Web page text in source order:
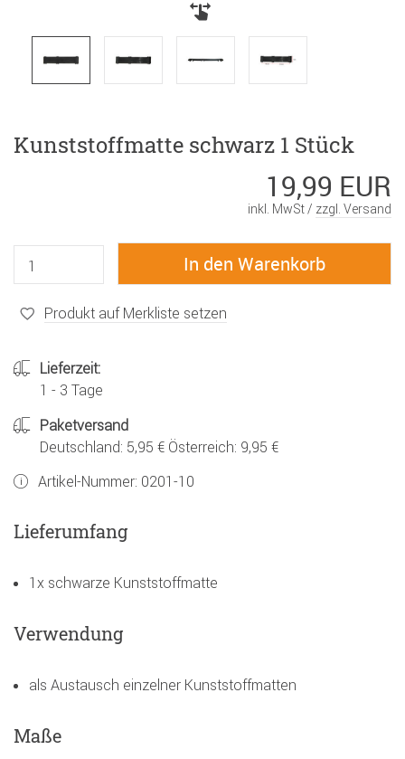
Kunststoffmatte schwarz 1 Stück
19,99 EUR
inkl. MwSt / zzgl. Versand
Produkt auf Merkliste setzen
Lieferzeit:
1 - 3 Tage
Paketversand
Deutschland: 5,95 € Österreich: 9,95 €
Artikel-Nummer: 0201-10
Lieferumfang
1x schwarze Kunststoffmatte
Verwendung
als Austausch einzelner Kunststoffmatten
Maße